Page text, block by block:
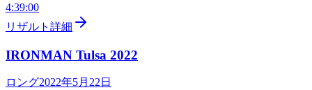
4:39:00
リザルト詳細
IRONMAN Tulsa 2022
ロング2022年5月22日